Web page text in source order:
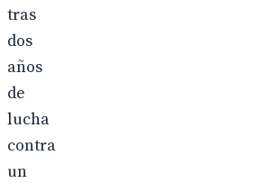
tras
dos
años
de
lucha
contra
un